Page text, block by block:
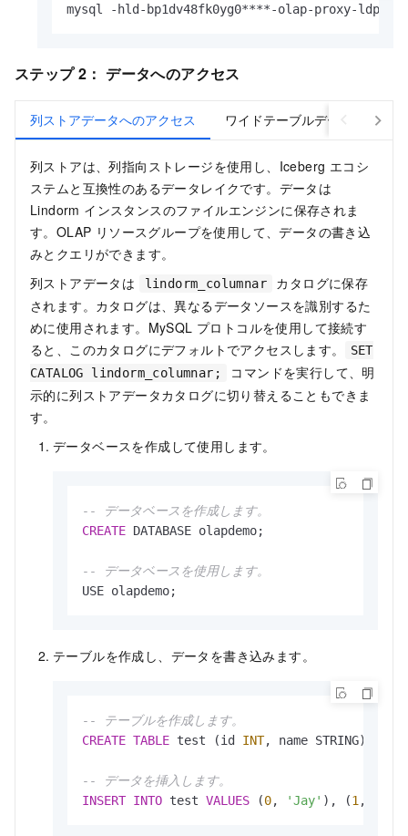
mysql - hld - bp1dv48fk0yg0****-olap-proxy-
ステップ 2： データへのアクセス
列ストアデータへのアクセス ワイドテーブルデータへのアク
列ストアは、列指向ストレージを使用し、Iceberg エコシ
ステムと互換性のあるデータレイクです。データは
Lindorm インスタンスのファイルエンジンに保存されま
す。OLAP リソースグループを使用して、データの書き込
みとクエリができます。
列ストアデータは
lindorm_columnar
カタログに保存
されます。カタログは、異なるデータソースを識別するた
めに使用されます。MySQL プロトコルを使用して接続す
ると、このカタログにデフォルトでアクセスします。
SET
CATALOG lindorm_columnar;
コマンドを実行して、明
示的に列ストアデータカタログに切り替えることもできま
す。
データベースを作成して使用します。
-- データベースを作成します。
CREATE DATABASE olapdemo;
-- データベースを使用します。
USE olapdemo;
テーブルを作成し、データを書き込みます。
-- テーブルを作成します。
CREATE TABLE test (id INT, name STRING)
-- データを挿入します。
INSERT INTO test VALUES (0, 'Jay' ), (1,